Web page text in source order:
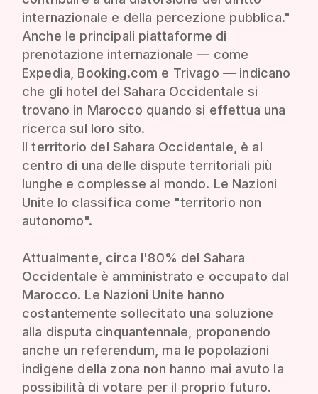
internazionale e della percezione pubblica."
Anche le principali piattaforme di
prenotazione internazionale — come
Expedia, Booking.com e Trivago — indicano
che gli hotel del Sahara Occidentale si
trovano in Marocco quando si effettua una
ricerca sul loro sito.
Il territorio del Sahara Occidentale, è al
centro di una delle dispute territoriali più
lunghe e complesse al mondo. Le Nazioni
Unite lo classifica come "territorio non
autonomo".
Attualmente, circa l'80% del Sahara
Occidentale è amministrato e occupato dal
Marocco. Le Nazioni Unite hanno
costantemente sollecitato una soluzione
alla disputa cinquantennale, proponendo
anche un referendum, ma le popolazioni
indigene della zona non hanno mai avuto la
possibilità di votare per il proprio futuro.